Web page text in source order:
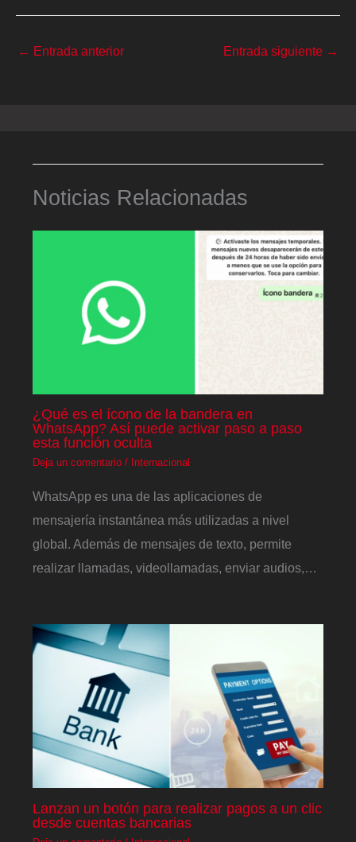
← Entrada anterior Entrada siguiente →
Noticias Relacionadas
¿Qué es el ícono de la bandera en
WhatsApp? Así puede activar paso a paso
esta función oculta
Deja un comentario / Internacional
WhatsApp es una de las aplicaciones de
mensajería instantánea más utilizadas a nivel
global. Además de mensajes de texto, permite
realizar llamadas, videollamadas, enviar audios,…
Lanzan un botón para realizar pagos a un clic
desde cuentas bancarias